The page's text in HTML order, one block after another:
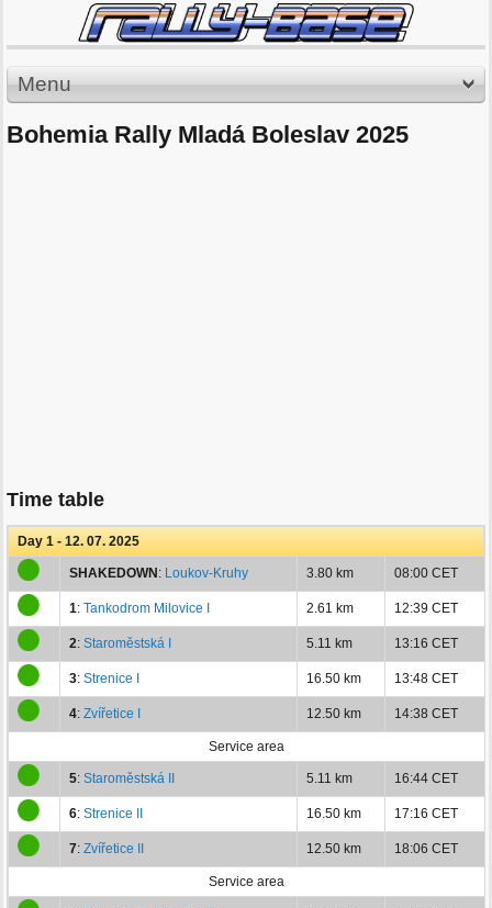
Menu
Bohemia Rally Mladá Boleslav 2025
Time table
Day 1 - 12. 07. 2025
SHAKEDOWN : Loukov-Kruhy 3.80 km 08:00 CET
1: Tankodrom Milovice I 2.61 km 12:39 CET
2: Staroměstská I 5.11 km 13:16 CET
3: Strenice I 16.50 km 13:48 CET
4: Zvířetice I 12.50 km 14:38 CET
Service area
5: Staroměstská II 5.11 km 16:44 CET
6: Strenice II 16.50 km 17:16 CET
7: Zvířetice II 12.50 km 18:06 CET
Service area